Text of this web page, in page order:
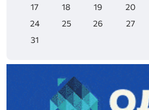
17
18 19 20
24
25 26 27
31